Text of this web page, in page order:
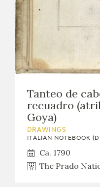
ACTIVIDADES
ACTUALIDAD
FRANCISCO DE GOYA
Tanteo de
recuadro
Goya)
DRAWINGS
ITALIAN NOTEBOOK
Ca. 1790
The Prado